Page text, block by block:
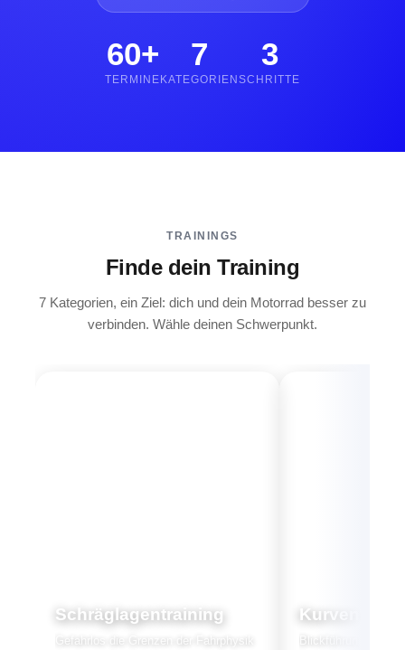
60+
TERMINE
7
KATEGORIEN
3
SCHRITTE
TRAININGS
Finde dein Training
7 Kategorien, ein Ziel: dich und dein Motorrad besser zu
verbinden. Wähle deinen Schwerpunkt.
Schräglagentraining
Gefahrlos die Grenzen der Fahrphysik
Blickführung,